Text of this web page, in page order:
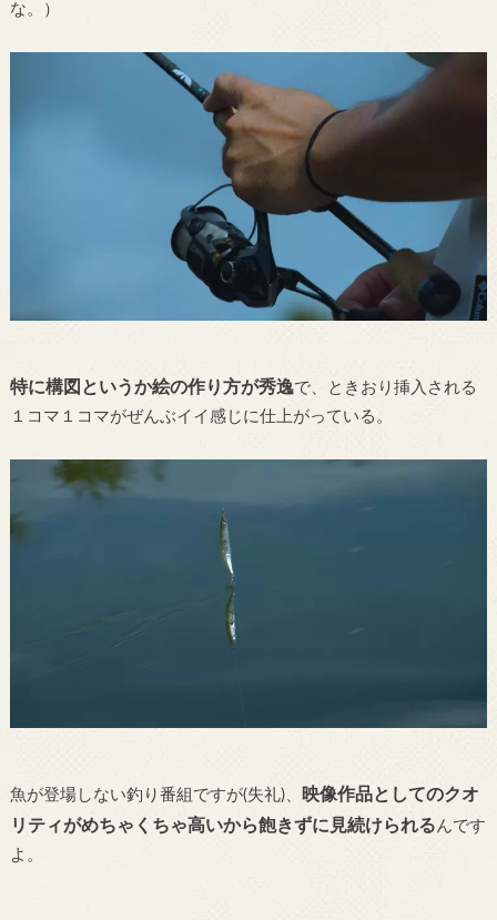
な。）
特に構図というか絵の作り方が秀逸で、ときおり挿入される
１コマ１コマがぜんぶイイ感じに仕上がっている。
魚が登場しない釣り番組ですが(失礼)、
映像作品としてのクオ
リティがめちゃくちゃ高いから飽きずに見続けられる んです
よ。